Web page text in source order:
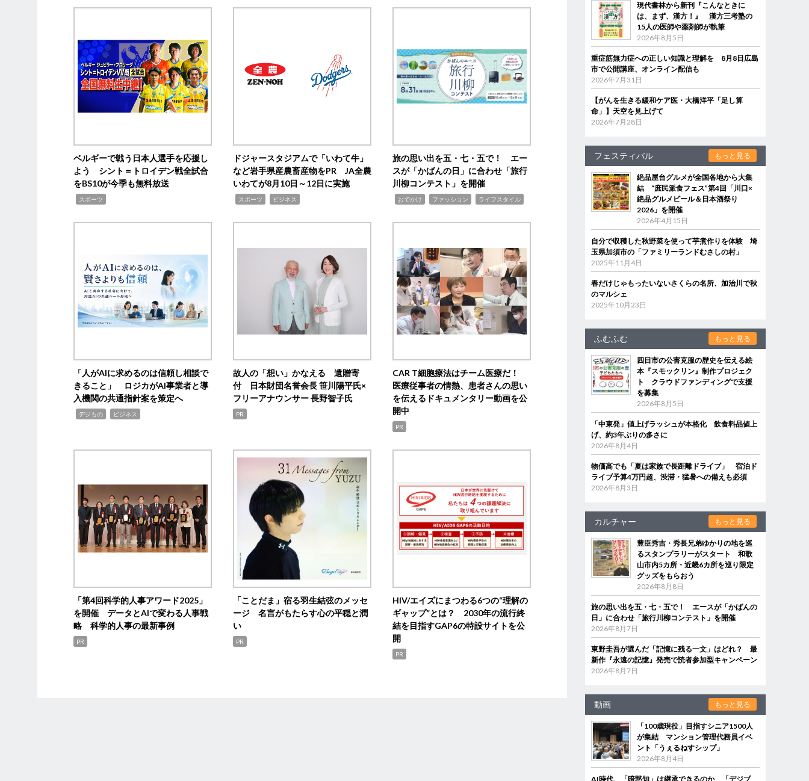
ベルギーで戦う日本人選手を応援し
よう シント＝トロイデン戦全試合
をBS10が今季も無料放送
スポーツ
ドジャースタジアムで「いわて牛」
など岩手県産農畜産物をPR JA全農
いわてが8月10日～12日に実施
スポーツ ビジネス
旅の思い出を五・七・五で！ エー
スが「かばんの日」に合わせ「旅行
川柳コンテスト」を開催
おでかけ ファッション ライフスタイル
「人がAIに求めるのは信頼し相談で
きること」 ロジカがAI事業者と導
入機関の共通指針案を策定へ
デジもの ビジネス
故人の「想い」かなえる 遺贈寄
付 日本財団名誉会長 笹川陽平氏×
フリーアナウンサー 長野智子氏
PR
CAR T細胞療法はチーム医療だ！
医療従事者の情熱、患者さんの思い
を伝えるドキュメンタリー動画を公
開中
PR
「第4回科学的人事アワード2025」
を開催 データとAIで変わる人事戦
略 科学的人事の最新事例
PR
「ことだま」宿る羽生結弦のメッセ
ージ 名言がもたらす心の平穏と潤
い
PR
HIV/エイズにまつわる6つの“理解の
ギャップ”とは？ 2030年の流行終
結を目指すGAP6の特設サイトを公
開
PR
現代書林から新刊『こんなときに
は、まず、漢方！』 漢方三考塾の
15人の医師や薬剤師が執筆
2026年8月5日
重症筋無力症への正しい知識と理解を 8月8日広島
市で公開講座、オンライン配信も
2026年7月31日
【がんを生きる緩和ケア医・大橋洋平「足し算
命」】天空を見上げて
2026年7月28日
フェスティバル もっと見る
絶品屋台グルメが全国各地から大集
結 “庶民派食フェス”第4回「川口×
絶品グルメビール＆日本酒祭り
2026」を開催
2026年4月15日
自分で収穫した秋野菜を使って芋煮作りを体験 埼
玉県加須市の「ファミリーランドむさしの村」
2025年11月4日
春だけじゃもったいないさくらの名所、加治川で秋
のマルシェ
2025年10月23日
ふむふむ もっと見る
四日市の公害克服の歴史を伝える絵
本『スモックリン』制作プロジェク
ト クラウドファンディングで支援
を募集
2026年8月5日
「中東発」値上げラッシュが本格化 飲食料品値上
げ、約3年ぶりの多さに
2026年8月4日
物価高でも「夏は家族で長距離ドライブ」 宿泊ド
ライブ予算4万円超、渋滞・猛暑への備えも必須
2026年8月3日
カルチャー もっと見る
豊臣秀吉・秀長兄弟ゆかりの地を巡
るスタンプラリーがスタート 和歌
山市内5カ所・近畿6カ所を巡り限定
グッズをもらおう
2026年8月8日
旅の思い出を五・七・五で！ エースが「かばんの
日」に合わせ「旅行川柳コンテスト」を開催
2026年8月7日
東野圭吾が選んだ「記憶に残る一文」はどれ？ 最
新作『永遠の記憶』発売で読者参加型キャンペーン
2026年8月7日
動画 もっと見る
「100歳現役」目指すシニア1500人
が集結 マンション管理代務員イベ
ント「うぇるねすシップ」
2026年8月4日
AI時代、「暗黙知」は継承できるのか 「デジブ